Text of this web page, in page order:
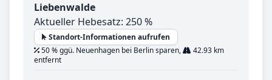
Liebenwalde
Aktueller Hebesatz: 250 %
Standort-Informationen aufrufen
50 % ggü. Neuenhagen bei Berlin sparen,
42.93 km
entfernt